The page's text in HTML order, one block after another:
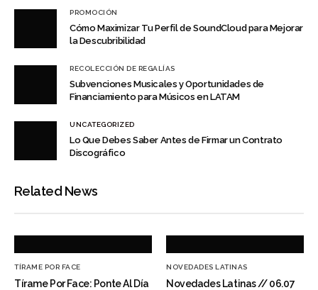
PROMOCIÓN
Cómo Maximizar Tu Perfil de SoundCloud para Mejorar
la Descubribilidad
RECOLECCIÓN DE REGALÍAS
Subvenciones Musicales y Oportunidades de
Financiamiento para Músicos en LATAM
UNCATEGORIZED
Lo Que Debes Saber Antes de Firmar un Contrato
Discográfico
Related News
TÍRAME POR FACE
Tírame Por Face: Ponte Al Día
NOVEDADES LATINAS
Novedades Latinas // 06.07